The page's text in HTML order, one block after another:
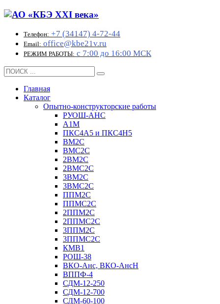
Телефон: +7 (34147) 4-72-44
Email: office@kbe21v.ru
РЕЖИМ РАБОТЫ: с 7:00 до 16:00 МСК
Главная
Каталог
Опытно-конструкторские работы
РУОШ-АНС
А1М
ПКС4А5 и ПКС4Н5
ВМ2С
ВМС2С
2ВМ2С
2ВМС2С
3ВМ2С
3ВМС2С
ППМ2С
ППМС2С
2ППМ2С
2ППМС2С
3ППМ2С
3ППМС2С
КМВ1
РОШ-38
ВКО-Анс, ВКО-АнсН
ВППФ-4
СДМ-12-250
СДМ-12-700
СДМ-60-100